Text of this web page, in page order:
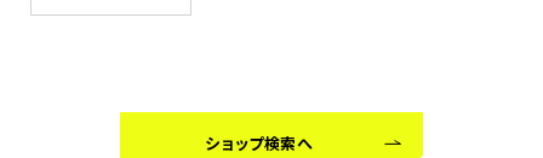
ショップ検索へ